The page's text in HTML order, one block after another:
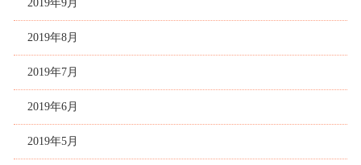
2019年9月
2019年8月
2019年7月
2019年6月
2019年5月